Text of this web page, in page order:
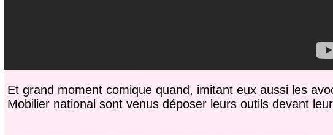
Et grand moment comique quand, imitant eux aussi les
Mobilier national sont venus déposer leurs outils devant